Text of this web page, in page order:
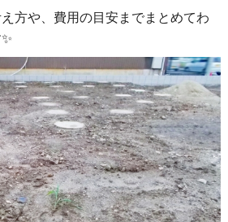
方や、費用の目安までまとめてわ